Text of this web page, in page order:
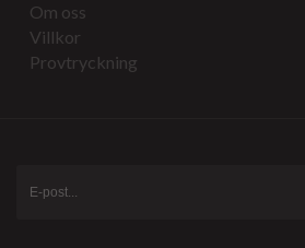
Om oss
Villkor
Provtryckning